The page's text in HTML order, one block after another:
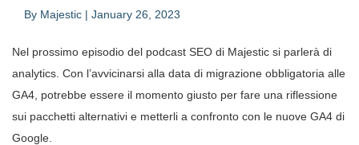
By Majestic | January 26, 2023
Nel prossimo episodio del podcast SEO di Majestic si parlerà di
analytics. Con l’avvicinarsi alla data di migrazione obbligatoria alle
GA4, potrebbe essere il momento giusto per fare una riflessione
sui pacchetti alternativi e metterli a confronto con le nuove GA4 di
Google.